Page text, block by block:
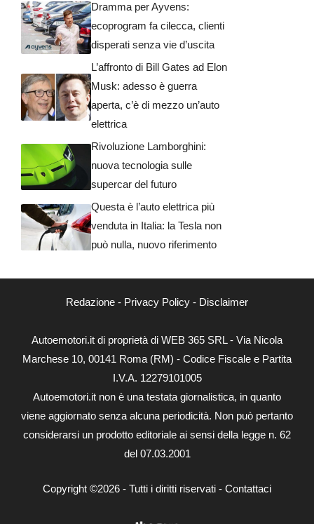
Dramma per Ayvens:
ecoprogram fa cilecca, clienti
disperati senza vie d’uscita
L’affronto di Bill Gates ad Elon
Musk: adesso è guerra
aperta, c’è di mezzo un’auto
elettrica
Rivoluzione Lamborghini:
nuova tecnologia sulle
supercar del futuro
Questa è l’auto elettrica più
venduta in Italia: la Tesla non
può nulla, nuovo riferimento
Redazione - Privacy Policy - Disclaimer
Autoemotori.it di proprietà di WEB 365 SRL - Via Nicola
Marchese 10, 00141 Roma (RM) - Codice Fiscale e Partita
I.V.A. 12279101005
Autoemotori.it non è una testata giornalistica, in quanto
viene aggiornato senza alcuna periodicità. Non può pertanto
considerarsi un prodotto editoriale ai sensi della legge n. 62
del 07.03.2001
Copyright ©2026 - Tutti i diritti riservati - Contattaci